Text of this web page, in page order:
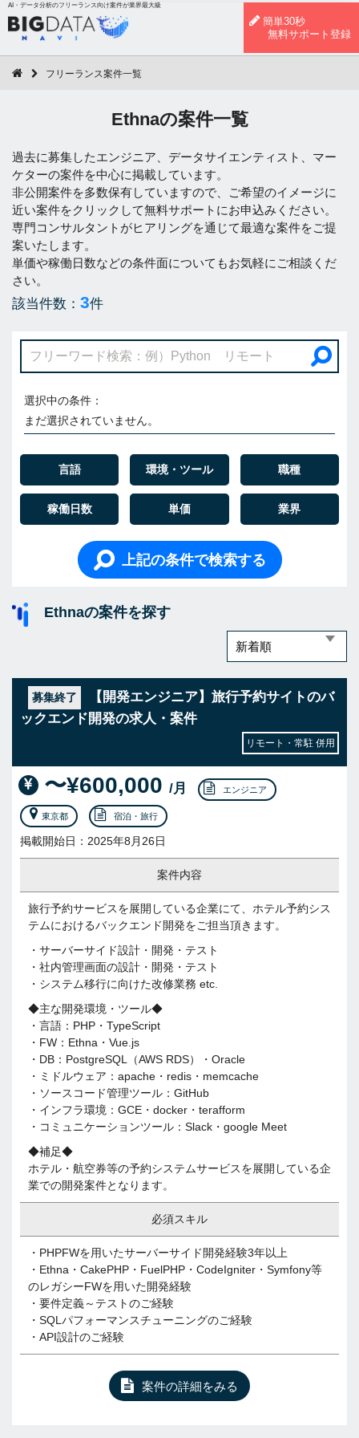
AI・データ分析のフリーランス向け案件が業界最大級
簡単30秒
無料サポート登録
フリーランス案件一覧
Ethnaの案件一覧
過去に募集したエンジニア、データサイエンティスト、マー
ケターの案件を中心に掲載しています。
非公開案件を多数保有していますので、ご希望のイメージに
近い案件をクリックして無料サポートにお申込みください。
専門コンサルタントがヒアリングを通じて最適な案件をご提
案いたします。
単価や稼働日数などの条件面についてもお気軽にご相談くだ
さい。
該当件数： 3件
選択中の条件：
まだ選択されていません。
言語 環境・ツール 職種
稼働日数 単価 業界
上記の条件で検索する
Ethnaの案件を探す
募集終了
【開発エンジニア】旅行予約サイトのバ
ックエンド開発の求人・案件
リモート・常駐 併用
〜¥600,000 /月 エンジニア
東京都 宿泊・旅行
掲載開始日：2025年8月26日
案件内容
旅行予約サービスを展開している企業にて、ホテル予約シス
テムにおけるバックエンド開発をご担当頂きます。
・サーバーサイド設計・開発・テスト
・社内管理画面の設計・開発・テスト
・システム移行に向けた改修業務 etc.
◆主な開発環境・ツール◆
・言語：PHP・TypeScript
・FW：Ethna・Vue.js
・DB：PostgreSQL（AWS RDS）・Oracle
・ミドルウェア：apache・redis・memcache
・ソースコード管理ツール：GitHub
・インフラ環境：GCE・docker・terafform
・コミュニケーションツール：Slack・google Meet
◆補足◆
ホテル・航空券等の予約システムサービスを展開している企
業での開発案件となります。
必須スキル
・PHPFWを用いたサーバーサイド開発経験3年以上
・Ethna・CakePHP・FuelPHP・CodeIgniter・Symfony等
のレガシーFWを用いた開発経験
・要件定義～テストのご経験
・SQLパフォーマンスチューニングのご経験
・API設計のご経験
案件の詳細をみる